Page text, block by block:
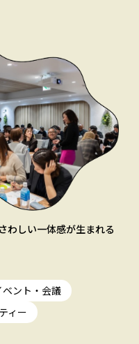
わしい一体感が生まれる
ント・会議
ィー